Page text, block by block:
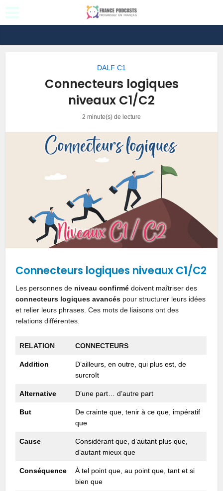
DALF C1
Connecteurs logiques
niveaux C1/C2
2 minute(s) de lecture
Connecteurs logiques niveaux C1/C2
Les personnes de niveau confirmé doivent maîtriser des
connecteurs logiques avancés pour structurer leurs idées
et relier leurs phrases. Ces mots de liaisons ont des
relations différentes.
RELATION CONNECTEURS
Addition
D’ailleurs, en outre, qui plus est, de
surcroît
Alternative D’une part… d’autre part
But
De crainte que, tenir à ce que, impératif
que
Cause
Considérant que, d’autant plus que,
d’autant mieux que
Conséquence
À tel point que, au point que, tant et si
bien que